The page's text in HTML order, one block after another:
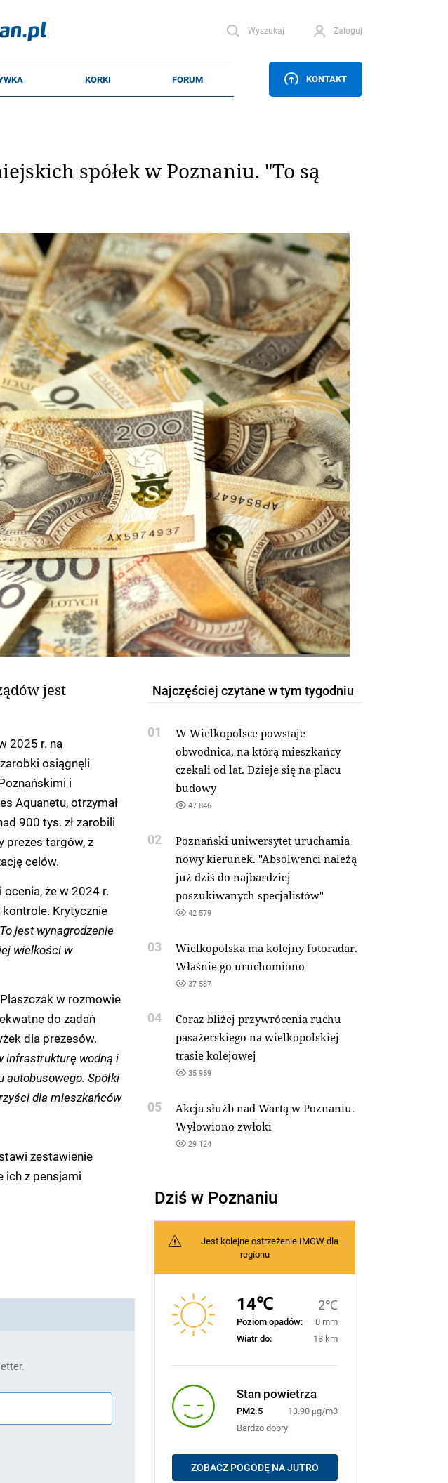
Wyszukaj Zaloguj
KONTAKT
spółek w Poznaniu. "To są
jest
2025 r. na
osiągnęli
i
Aquanetu, otrzymał
900 tys. zł zarobili
prezes targów, z
celów.
że w 2024 r.
Krytycznie
jest wynagrodzenie
wielkości w
w rozmowie
do zadań
dla prezesów.
infrastrukturę wodną i
Spółki
dla mieszkańców
zestawienie
ich z pensjami
Najczęściej czytane w tym tygodniu
01
W Wielkopolsce powstaje
obwodnica, na którą mieszkańcy
czekali od lat. Dzieje się na placu
budowy
47 846
02
Poznański uniwersytet uruchamia
nowy kierunek. "Absolwenci należą
już dziś do najbardziej
poszukiwanych specjalistów"
42 579
03
Wielkopolska ma kolejny fotoradar.
Właśnie go uruchomiono
37 587
04
Coraz bliżej przywrócenia ruchu
pasażerskiego na wielkopolskiej
trasie kolejowej
35 959
05
Akcja służb nad Wartą w Poznaniu.
Wyłowiono zwłoki
29 124
Dziś w Poznaniu
Jest kolejne ostrzeżenie IMGW dla
regionu
14℃ 2℃
Poziom opadów:
0 mm
Wiatr do:
18 km
Stan powietrza
PM2.5
13.90 μg/m3
Bardzo dobry
ZOBACZ POGODĘ NA JUTRO